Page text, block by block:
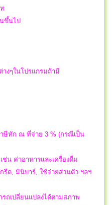
ขึ้นไป
งๆในโปรแกรมถ้ามี
ษีหัก ณ ที่จ่าย 3 % (กรณีเป็น
ช่น ค่าอาหารและเครื่องดื่ม
ด, มินิบาร์, ใช้จ่ายส่วนตัว ฯลฯ
ถเปลี่ยนแปลงได้ตามสภาพ